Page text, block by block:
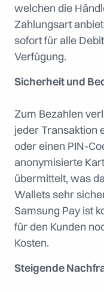
welchen die
Zahlungsart
sofort für alle
Verfügung.
Sicherheit und
Zum Bezahlen
jeder Transaktion
oder einen PIN-
anonymisierte
übermittelt, was
Wallets sehr
Samsung Pay ist
für den Kunden
Kosten.
Steigende